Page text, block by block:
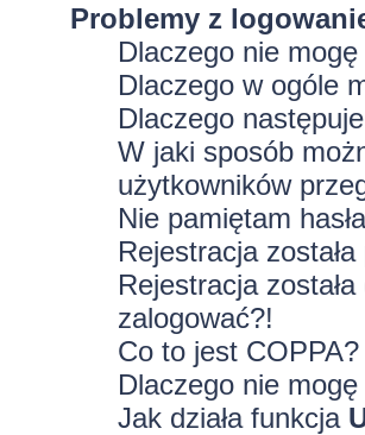
Problemy z
Dlaczego nie
Dlaczego w ogóle
Dlaczego
W jaki sposób
użytkowników
Nie pamiętam
Rejestracja
Rejestracja
zalogować?!
Co to jest COPPA?
Dlaczego nie
Jak działa funkcja